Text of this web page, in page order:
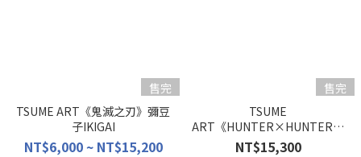
售完
TSUME ART《鬼滅之刃》彌豆
子IKIGAI
NT$6,000 ~ NT$15,200
售完
TSUME
ART《HUNTER×HUNTER》
西索 IKIGAI
NT$15,300